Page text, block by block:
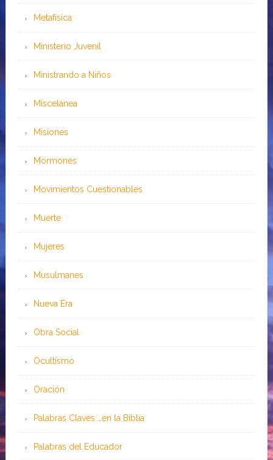
Metafísica
Ministerio Juvenil
Ministrando a Niños
Miscelánea
Misiones
Mormones
Movimientos Cuestionables
Muerte
Mujeres
Musulmanes
Nueva Era
Obra Social
Ocultismo
Oración
Palabras Claves …en la Biblia
Palabras del Educador